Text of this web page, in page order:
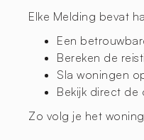
Elke Melding bevat
Een
Bereken de
Sla woningen
Bekijk direct de
Zo volg je het